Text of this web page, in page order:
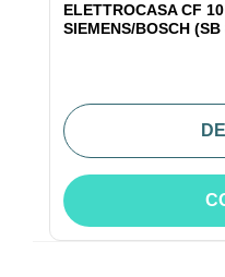
ELETTROCASA CF
SIEMENS/BOSCH (SB